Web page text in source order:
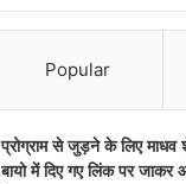
Popular
प्रोग्राम से जुड़ने के लिए
बायो में दिए गए लिंक पर